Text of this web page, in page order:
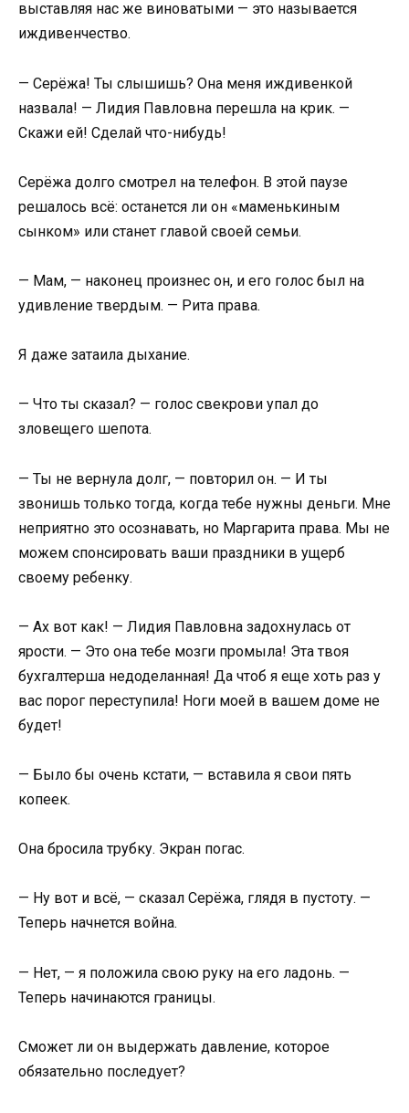
выставляя нас же виноватыми — это называется
иждивенчество.
— Серёжа! Ты слышишь? Она меня иждивенкой
назвала! — Лидия Павловна перешла на крик. —
Скажи ей! Сделай что-нибудь!
Серёжа долго смотрел на телефон. В этой паузе
решалось всё: останется ли он «маменькиным
сынком» или станет главой своей семьи.
— Мам, — наконец произнес он, и его голос был на
удивление твердым. — Рита права.
Я даже затаила дыхание.
— Что ты сказал? — голос свекрови упал до
зловещего шепота.
— Ты не вернула долг, — повторил он. — И ты
звонишь только тогда, когда тебе нужны деньги. Мне
неприятно это осознавать, но Маргарита права. Мы не
можем спонсировать ваши праздники в ущерб
своему ребенку.
— Ах вот как! — Лидия Павловна задохнулась от
ярости. — Это она тебе мозги промыла! Эта твоя
бухгалтерша недоделанная! Да чтоб я еще хоть раз у
вас порог переступила! Ноги моей в вашем доме не
будет!
— Было бы очень кстати, — вставила я свои пять
копеек.
Она бросила трубку. Экран погас.
— Ну вот и всё, — сказал Серёжа, глядя в пустоту. —
Теперь начнется война.
— Нет, — я положила свою руку на его ладонь. —
Теперь начинаются границы.
Сможет ли он выдержать давление, которое
обязательно последует?